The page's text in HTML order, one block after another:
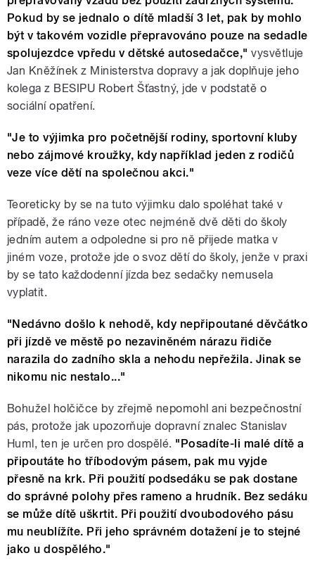
Pokud by se jednalo o dítě mladší 3 let, pak by mohlo
být v takovém vozidle přepravováno pouze na sedadle
spolujezdce vpředu v dětské autosedačce," vysvětluje
Jan Kněžínek z Ministerstva dopravy a jak doplňuje jeho
kolega z BESIPU Robert Šťastný, jde v podstatě o
sociální opatření.
"Je to výjimka pro početnější rodiny, sportovní kluby
nebo zájmové kroužky, kdy například jeden z rodičů
veze více dětí na společnou akci."
Teoreticky by se na tuto výjimku dalo spoléhat také v
případě, že ráno veze otec nejméně dvě děti do školy
jedním autem a odpoledne si pro ně přijede matka v
jiném voze, protože jde o svoz dětí do školy, jenže v praxi
by se tato každodenní jízda bez sedačky nemusela
vyplatit.
"Nedávno došlo k nehodě, kdy nepřipoutané děvčátko
při jízdě ve městě po nezaviněném nárazu řidiče
narazila do zadního skla a nehodu nepřežila. Jinak se
nikomu nic nestalo..."
Bohužel holčičce by zřejmě nepomohl ani bezpečnostní
pás, protože jak upozorňuje dopravní znalec Stanislav
Huml, ten je určen pro dospělé. "Posadíte-li malé dítě a
připoutáte ho tříbodovým pásem, pak mu vyjde
přesně na krk. Při použití podsedáku se pak dostane
do správné polohy přes rameno a hrudník. Bez sedáku
se může dítě uškrtit. Při použití dvoubodového pásu
mu neublížíte. Při jeho správném dotažení je to stejné
jako u dospělého."